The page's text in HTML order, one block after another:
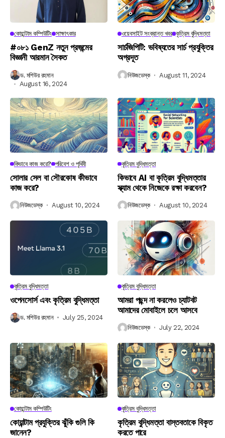
কোয়ান্টাম কম্পিউটিং সাক্ষাৎকার
#০৮১ GenZ নতুন প্রজন্মের
বিজ্ঞানী আরমান সৈকত
ড. মশিউর রহমান
August 16, 2024
ওয়েবসাইট সংক্রান্ত খবর কৃত্রিম বুদ্ধিমত্তা
সার্চজিপিটি: ভবিষ্যতের সার্চ প্রযুক্তির
অগ্রদূত
নিউজডেস্ক August 11, 2024
কিভাবে কাজ করে? পরিবেশ ও পৃথিবী
সোলার সেল বা সৌরকোষ কীভাবে
কাজ করে?
নিউজডেস্ক August 10, 2024
কৃত্রিম বুদ্ধিমত্তা
কিভাবে AI বা কৃত্রিম বুদ্ধিমত্তার
স্ক্যাম থেকে নিজেকে রক্ষা করবেন?
নিউজডেস্ক August 10, 2024
কৃত্রিম বুদ্ধিমত্তা
ওপেনসোর্স এবং কৃত্রিম বুদ্ধিমত্তা
ড. মশিউর রহমান July 25, 2024
কৃত্রিম বুদ্ধিমত্তা
আমরা পছন্দ না করলেও চ্যাটবট
আমাদের মোবাইলে চলে আসবে
নিউজডেস্ক July 22, 2024
কোয়ান্টাম কম্পিউটিং
কোয়ান্টাম প্রযুক্তির ঝুঁকি গুলি কি
জানেন?
কৃত্রিম বুদ্ধিমত্তা
কৃত্রিম বুদ্ধিমত্তা বাস্তবতাকে বিকৃত
করতে পারে